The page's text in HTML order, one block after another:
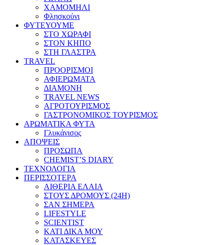
ΧΑΜΟΜΗΛΙ
Φλησκούνι
ΦΥΤΕΥΟΥΜΕ
ΣΤΟ ΧΩΡΑΦΙ
ΣΤΟΝ ΚΗΠΟ
ΣΤΗ ΓΛΑΣΤΡΑ
TRAVEL
ΠΡΟΟΡΙΣΜΟΙ
ΑΦΙΕΡΩΜΑΤΑ
ΔΙΑΜΟΝΗ
TRAVEL NEWS
ΑΓΡΟΤΟΥΡΙΣΜΟΣ
ΓΑΣΤΡΟΝΟΜΙΚΟΣ ΤΟΥΡΙΣΜΟΣ
ΑΡΩΜΑΤΙΚΑ ΦΥΤΑ
Γλυκάνισος
ΑΠΟΨΕΙΣ
ΠΡΟΣΩΠΑ
CHEMIST’S DIARY
ΤΕΧΝΟΛΟΓΙΑ
ΠΕΡΙΣΣΟΤΕΡΑ
ΑΙΘΕΡΙΑ ΕΛΑΙΑ
ΣΤΟΥΣ ΔΡΟΜΟΥΣ (24H)
ΣΑΝ ΣΗΜΕΡΑ
LIFESTYLE
SCIENTIST
ΚΑΤΙ ΔΙΚΑ ΜΟΥ
ΚΑΤΑΣΚΕΥΕΣ